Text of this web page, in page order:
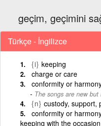
geçim, geçimini
Türkçe - İngilizce
{i} keeping
charge or care
conformity or
The songs are new
{n} custody, support,
conformity or
keeping with the occasion